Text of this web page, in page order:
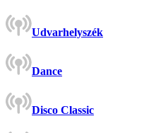
Udvarhelyszék
Dance
Disco Classic